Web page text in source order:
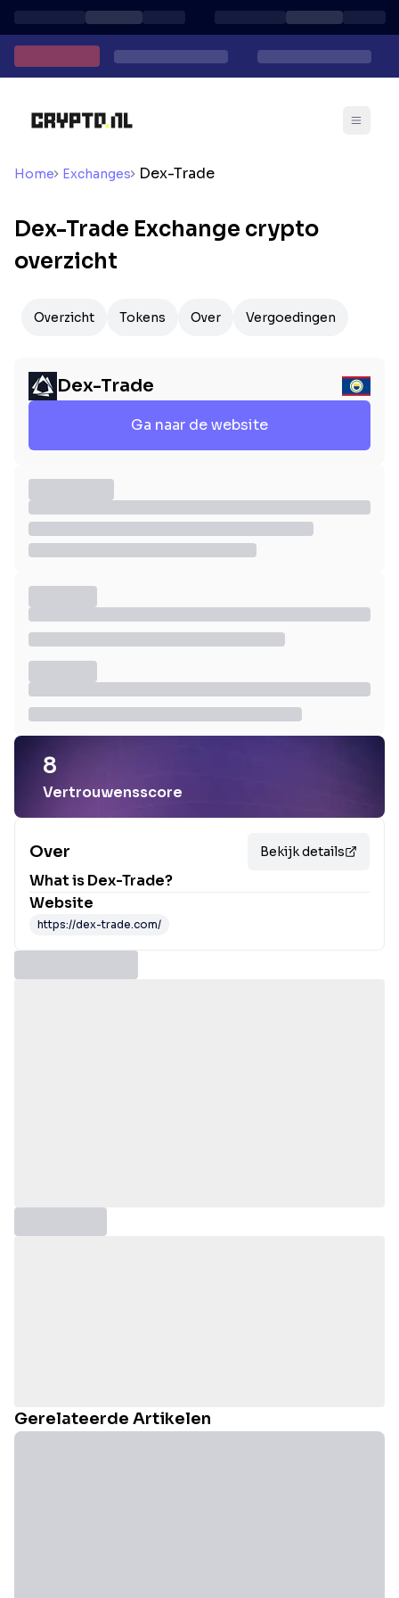
Home Exchanges Dex-Trade
Dex-Trade Exchange crypto
overzicht
Overzicht Tokens Over Vergoedingen
Dex-Trade
Ga naar de website
8
Vertrouwensscore
Over Bekijk details
What isDex-Trade?
Website
https://dex-trade.com/
Gerelateerde Artikelen